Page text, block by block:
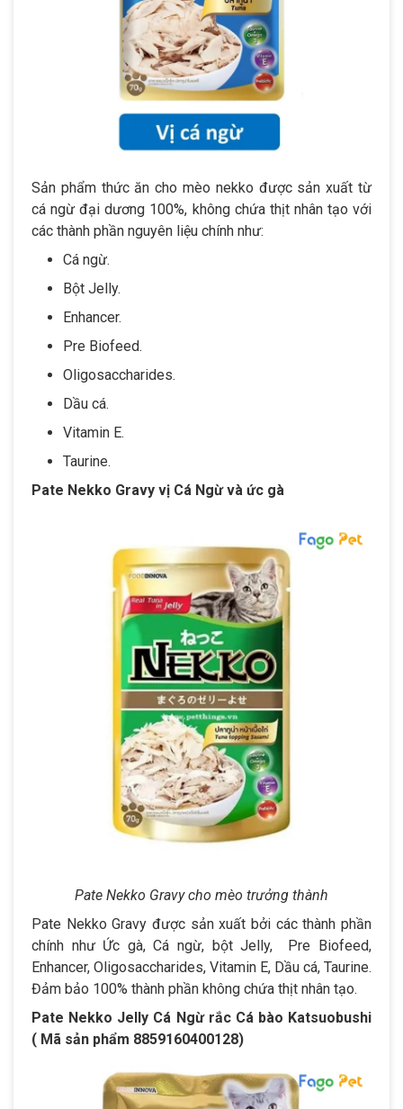
Sản phẩm thức ăn cho mèo nekko được sản xuất từ
cá ngừ đại dương 100%, không chứa thịt nhân tạo với
các thành phần nguyên liệu chính như:
Cá ngừ.
Bột Jelly.
Enhancer.
Pre Biofeed.
Oligosaccharides.
Dầu cá.
Vitamin E.
Taurine.
Pate Nekko Gravy vị Cá Ngừ và ức gà
Pate Nekko Gravy cho mèo trưởng thành
Pate Nekko Gravy được sản xuất bởi các thành phần
chính như Ức gà, Cá ngừ, bột Jelly, Pre Biofeed,
Enhancer, Oligosaccharides, Vitamin E, Dầu cá, Taurine.
Đảm bảo 100% thành phần không chứa thịt nhân tạo.
Pate Nekko Jelly Cá Ngừ rắc Cá bào Katsuobushi
( Mã sản phẩm 8859160400128)